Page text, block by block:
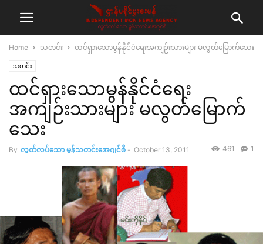
Home သတင်း ထင်ရှားသောမွန်နိုင်ငံရေးအကျဉ်းသားများ မလွတ်မြောက်သေး
သတင်း
ထင်ရှားသောမွန်နိုင်ငံရေး
အကျဉ်းသားများ မလွတ်မြောက်
သေး
By လွတ်လပ်သော မွန်သတင်းအေဂျင်စီ - October 13, 2011 1
461